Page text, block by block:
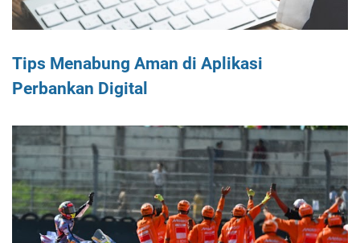
Tips Menabung Aman di Aplikasi
Perbankan Digital